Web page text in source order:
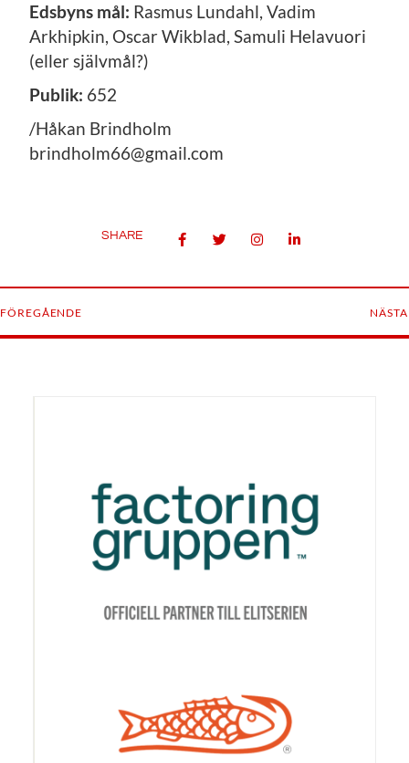
Edsbyns mål: Rasmus Lundahl, Vadim
Arkhipkin, Oscar Wikblad, Samuli Helavuori
(eller självmål?)
Publik: 652
/Håkan Brindholm
brindholm66@gmail.com
SHARE
FÖREGÅENDE NÄSTA